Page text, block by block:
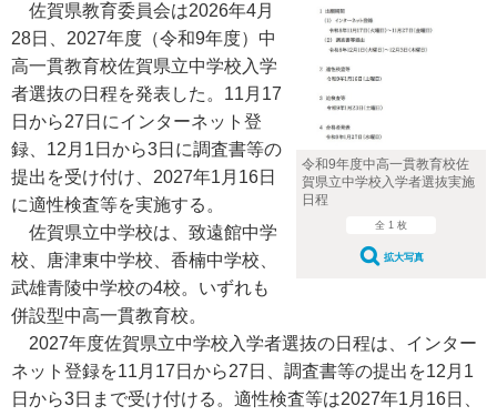
令和9年度中高一貫教育校佐
賀県立中学校入学者選抜実施
日程
全 1 枚
拡大写真
佐賀県教育委員会は2026年4月
28日、2027年度（令和9年度）中
高一貫教育校佐賀県立中学校入学
者選抜の日程を発表した。11月17
日から27日にインターネット登
録、12月1日から3日に調査書等の
提出を受け付け、2027年1月16日
に適性検査等を実施する。
佐賀県立中学校は、致遠館中学
校、唐津東中学校、香楠中学校、
武雄青陵中学校の4校。いずれも
併設型中高一貫教育校。
2027年度佐賀県立中学校入学者選抜の日程は、インター
ネット登録を11月17日から27日、調査書等の提出を12月1
日から3日まで受け付ける。適性検査等は2027年1月16日、